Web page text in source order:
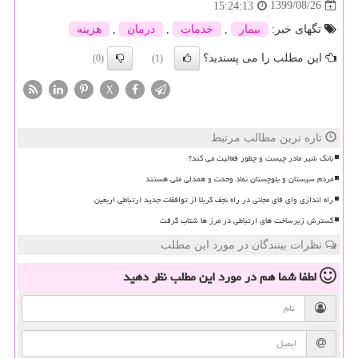
1399/08/26
15:24:13
تگهای خبر:
بیمار خدمات درمان هزینه
این مطلب را می پسندید؟ (1)
(0)
X
تازه ترین مطالب مرتبط
بانک شیر مادر چیست و چطور فعالیت می کند؟
مردم سیستان و بلوچستان نماد وحدت و همدلی ملی هستند
راه اندازی وای فای مجانی در راه نجف کربلا از توافقات جدید ارتباطی اربعین
گسترش زیرساخت های ارتباطی در مرز ها شتاب گرفت
نظرات بینندگان در مورد این مطلب
لطفا شما همدر مورد این مطلبنظر دهید